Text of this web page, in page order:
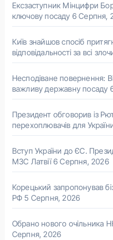
Ексзаступник Мінцифри
ключову посаду 6 Серпня,
Київ знайшов спосіб
відповідальності за всі
Несподіване повернення:
важливу державну посаду
Президент обговорив із
перехоплювачів для
Вступ України до ЄС.
МЗС Латвії 6 Серпня, 2026
Корецький запропонував
РФ 5 Серпня, 2026
Обрано нового очільника
Серпня, 2026